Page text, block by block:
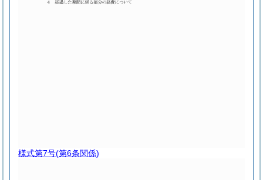
様式第7号(第6条関係)